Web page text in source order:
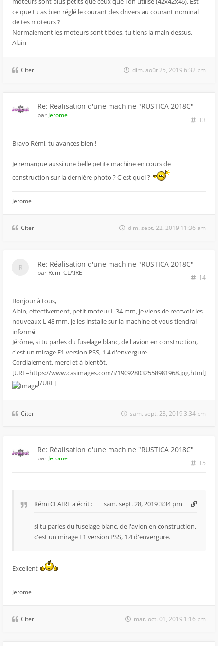
ce que tu as bien réglé le courant des drivers au courant nominal
de tes moteurs ?
Normalement les moteurs sont tièdes, tu tiens la main dessus.
Alain
Citer dim. août 25, 2019 6:32 pm
Re: Réalisation d'une machine "RUSTICA 2018C"
13
par Jerome
Bravo Rémi, tu avances bien !
Je remarque aussi une belle petite machine en cours de
construction sur la dernière photo ? C'est quoi ?
Jerome
Citer dim. sept. 22, 2019 11:36 am
Re: Réalisation d'une machine "RUSTICA 2018C"
14
par Rémi CLAIRE
Bonjour à tous,
Alain, effectivement, petit moteur L 34 mm, je viens de recevoir les
nouveaux L 48 mm. je les installe sur la machine et vous tiendrai
informé.
Jérôme, si tu parles du fuselage blanc, de l'avion en construction,
c'est un mirage F1 version PSS, 1.4 d'envergure.
Cordialement, merci et à bientôt.
[URL=https://www.casimages.com/i/190928032558981968.jpg.html]
[/URL]
Citer sam. sept. 28, 2019 3:34 pm
Re: Réalisation d'une machine "RUSTICA 2018C"
15
par Jerome
Rémi CLAIREa écrit : sam. sept. 28, 2019 3:34 pm
si tu parles du fuselage blanc, de l'avion en construction,
c'est un mirage F1 version PSS, 1.4 d'envergure.
Excellent
Jerome
Citer mar. oct. 01, 2019 1:16 pm